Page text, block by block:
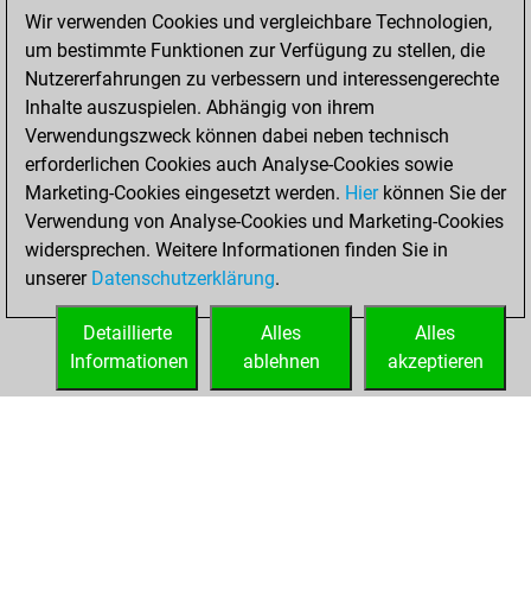
tvd 1523 1 w
raute 1578 0 w
gerdm 1441 0 w
joedescoe 1717 0 w
kater karl 1482 1 w
paoso 1500 1 b
gaablactica 1667 1 w
mladen23 1719 0 b
early abort 2167 0 w
early abort 2154 0 b
early abort 2155 0 b
early abort 2156
early abort 2179 0
early abort 2158 0 b
green82 1692 1 w
viriato334 1842 1 w
dexibecelic 2035 0 b
zaebbi 1935 w
houdini 52 1668 0 b
vagabund 1921 0 w
vagabund 1941 1 b
pommes 1938 0 b
STARTSEITE ERFOLGE
Wir verwenden Cookies und vergleichbare Technologien,
um bestimmte Funktionen zur Verfügung zu stellen, die
Nutzererfahrungen zu verbessern und interessengerechte
Inhalte auszuspielen. Abhängig von ihrem
Verwendungszweck können dabei neben technisch
erforderlichen Cookies auch Analyse-Cookies sowie
Marketing-Cookies eingesetzt werden. Hierkönnen Sie der
Verwendung von Analyse-Cookies und Marketing-Cookies
widersprechen. Weitere Informationen finden Sie in
unserer Datenschutzerklärung.
Alles
akzeptieren
Alles
ablehnen
Detaillierte
Informationen